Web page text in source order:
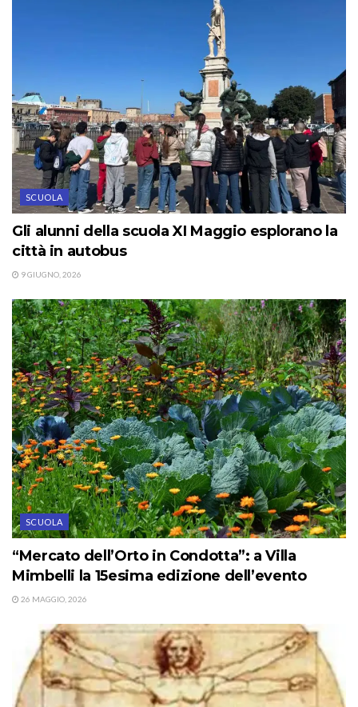
SCUOLA
Gli alunni della scuola XI Maggio esplorano la
città in autobus
9 GIUGNO, 2026
SCUOLA
“Mercato dell’Orto in Condotta”: a Villa
Mimbelli la 15esima edizione dell’evento
26 MAGGIO, 2026